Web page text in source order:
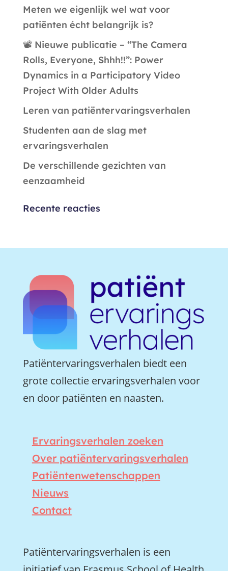
Meten we eigenlijk wel wat voor
patiënten écht belangrijk is?
📽️ Nieuwe publicatie – “The Camera
Rolls, Everyone, Shhh!!”: Power
Dynamics in a Participatory Video
Project With Older Adults
Leren van patiëntervaringsverhalen
Studenten aan de slag met
ervaringsverhalen
De verschillende gezichten van
eenzaamheid
Recente reacties
Patiëntervaringsverhalen biedt een
grote collectie ervaringsverhalen voor
en door patiënten en naasten.
Ervaringsverhalen zoeken
Over patiëntervaringsverhalen
Patiëntenwetenschappen
Nieuws
Contact
Patiëntervaringsverhalen is een